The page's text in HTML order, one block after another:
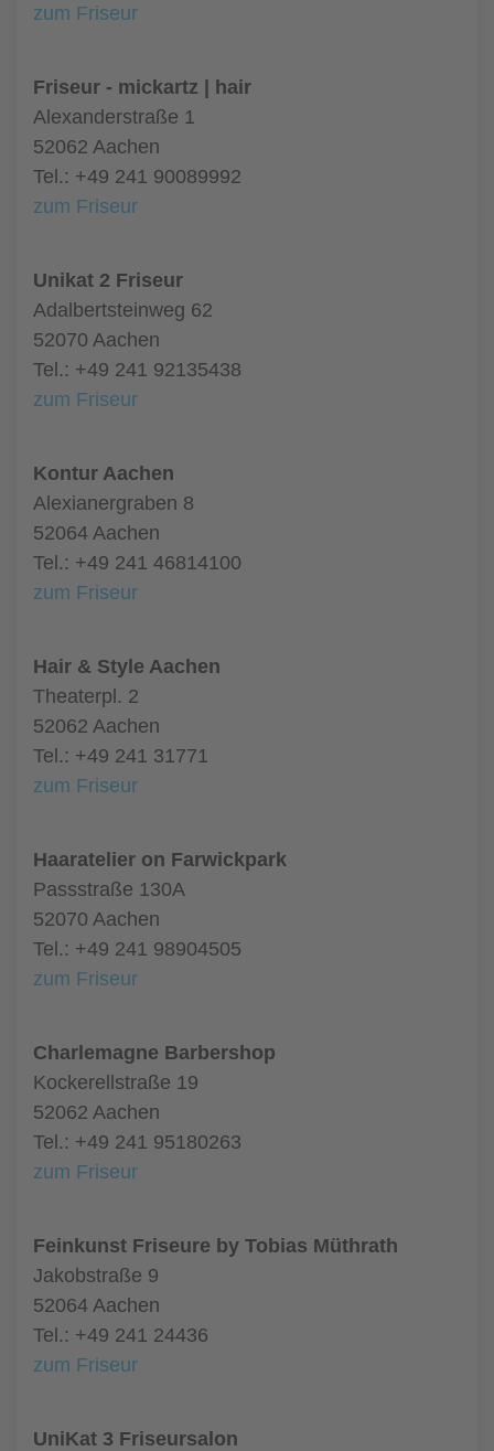
zum Friseur
Friseur - mickartz | hair
Alexanderstraße 1
52062 Aachen
Tel.: +49 241 90089992
zum Friseur
Unikat 2 Friseur
Adalbertsteinweg 62
52070 Aachen
Tel.: +49 241 92135438
zum Friseur
Kontur Aachen
Alexianergraben 8
52064 Aachen
Tel.: +49 241 46814100
zum Friseur
Hair & Style Aachen
Theaterpl. 2
52062 Aachen
Tel.: +49 241 31771
zum Friseur
Haaratelier on Farwickpark
Passstraße 130A
52070 Aachen
Tel.: +49 241 98904505
zum Friseur
Charlemagne Barbershop
Kockerellstraße 19
52062 Aachen
Tel.: +49 241 95180263
zum Friseur
Feinkunst Friseure by Tobias Müthrath
Jakobstraße 9
52064 Aachen
Tel.: +49 241 24436
zum Friseur
UniKat 3 Friseursalon